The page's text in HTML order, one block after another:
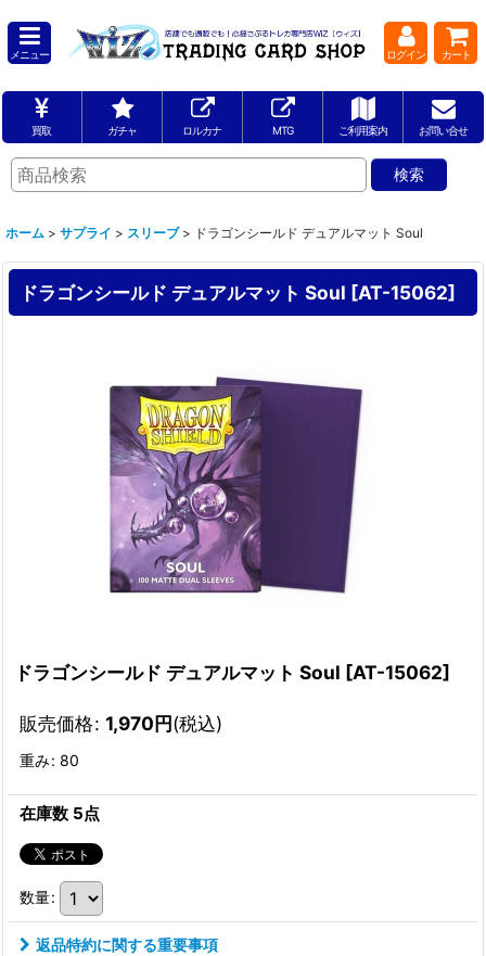
メニュー ログイン カート
買取 ガチャ ロルカナ MTG ご利用案内 お問い合せ
ホーム > サプライ > スリーブ > ドラゴンシールド デュアルマット Soul
ドラゴンシールド デュアルマット Soul [AT-15062]
ドラゴンシールド デュアルマット Soul [AT-15062]
販売価格: 1,970円(税込)
重み: 80
在庫数 5点
数量:
返品特約に関する重要事項